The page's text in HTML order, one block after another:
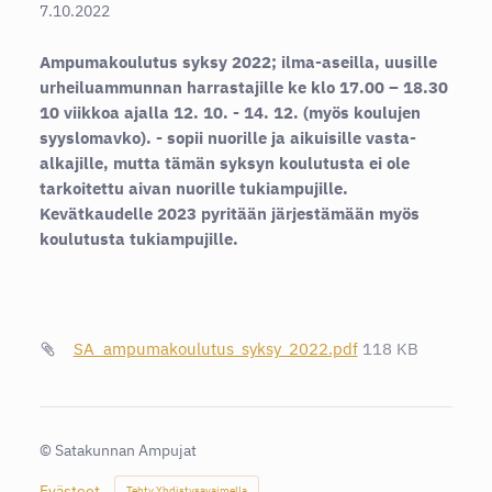
7.10.2022
Ampumakoulutus syksy 2022; ilma-aseilla, uusille
urheiluammunnan harrastajille ke klo 17.00 – 18.30
10 viikkoa ajalla 12. 10. - 14. 12. (myös koulujen
syyslomavko). - sopii nuorille ja aikuisille vasta-
alkajille, mutta tämän syksyn koulutusta ei ole
tarkoitettu aivan nuorille tukiampujille.
Kevätkaudelle 2023 pyritään järjestämään myös
koulutusta tukiampujille.
SA_ampumakoulutus_syksy_2022.pdf 118 KB
© Satakunnan Ampujat